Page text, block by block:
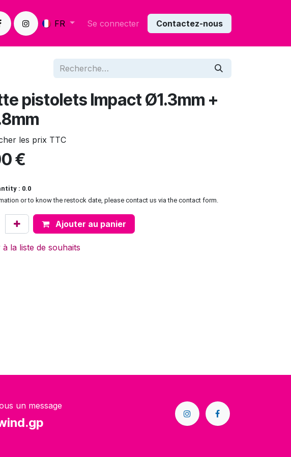
FR Se connecter Contactez-nous
pistolets Impact Ø1.3mm +
les prix TTC
€
: 0.0
or to know the restock date, please contact us via the contact form.
Ajouter au panier
la liste de souhaits
un message